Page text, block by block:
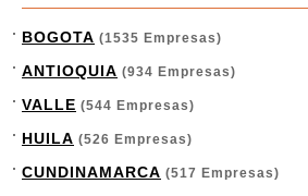
BOGOTA (1535 Empresas)
ANTIOQUIA (934 Empresas)
VALLE (544 Empresas)
HUILA (526 Empresas)
CUNDINAMARCA (517 Empresas)